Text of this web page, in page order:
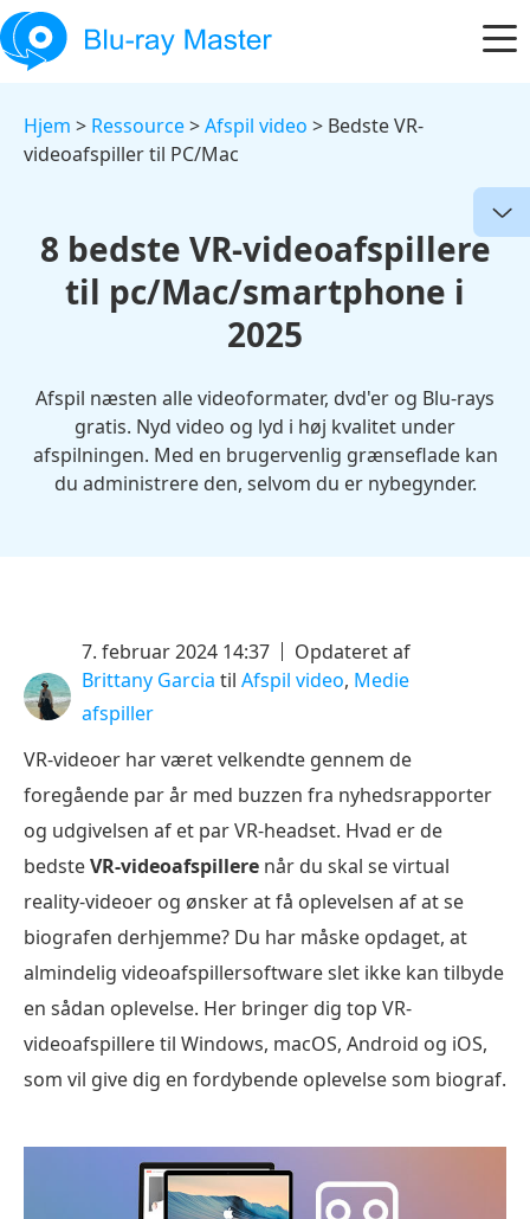
Hjem > Ressource>Afspil video > Bedste VR-
videoafspiller til PC/Mac
8 bedste VR-videoafspillere
til pc/Mac/smartphone i
2025
Afspil næsten alle videoformater, dvd'er og Blu-rays
gratis. Nyd video og lyd i høj kvalitet under
afspilningen. Med en brugervenlig grænseflade kan
du administrere den, selvom du er nybegynder.
7. februar 2024 14:37
Opdateret af
Brittany Garcia til Afspil video, Medie
afspiller
VR-videoer har været velkendte gennem de
foregående par år med buzzen fra nyhedsrapporter
og udgivelsen af et par VR-headset. Hvad er de
bedsteVR-videoafspillere når du skal se virtual
reality-videoer og ønsker at få oplevelsen af at se
biografen derhjemme? Du har måske opdaget, at
almindelig videoafspillersoftware slet ikke kan tilbyde
en sådan oplevelse. Her bringer dig top VR-
videoafspillere til Windows, macOS, Android og iOS,
som vil give dig en fordybende oplevelse som biograf.